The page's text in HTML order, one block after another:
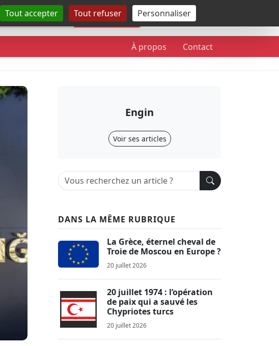
Tout accepter Tout refuser Personnaliser
Rechercher
À propos Contact
Engin
Voir ses articles
DANS LA MÊME RUBRIQUE
La Grèce, éternel cheval de
Troie de Moscou en Europe ?
20 juillet 2026
20 juillet 1974 : l’opération
de paix qui a sauvé les
Chypriotes turcs
20 juillet 2026